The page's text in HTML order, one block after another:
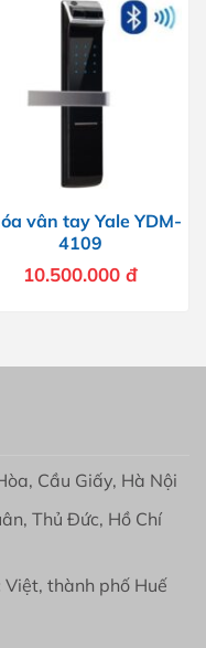
vân tay Yale YDM-
4109
10.500.000 đ
Cầu Giấy, Hà Nội
Thủ Đức, Hồ Chí
Việt, thành phố Huế